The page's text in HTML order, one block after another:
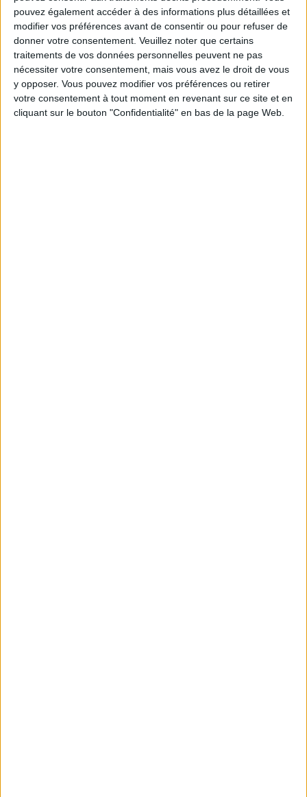
pouvez également accéder à des informations plus détaillées et
modifier vos préférences avant de consentir ou pour refuser de
donner votre consentement. Veuillez noter que certains
traitements de vos données personnelles peuvent ne pas
nécessiter votre consentement, mais vous avez le droit de vous
y opposer. Vous pouvez modifier vos préférences ou retirer
votre consentement à tout moment en revenant sur ce site et en
cliquant sur le bouton "Confidentialité" en bas de la page Web.
Peut-on remplacer la viande par des féculents ?
Consultation diététique du 05/08/2026